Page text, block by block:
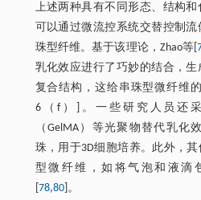
上述两种具有不同形态、结构
可以通过微流控系统交替控制
珠型纤维。基于该理论，Zhao等[
乳化效应进行了巧妙的结合，
复合结构，这给串珠型微纤维
6（f）]。一些研究人员还
（GelMA）等光聚物替代乳化
珠，用于3D细胞培养。此外，
型微纤维，如将气泡和液滴
78,80]。